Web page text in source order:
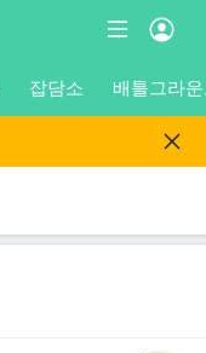
잡담소 배틀그라